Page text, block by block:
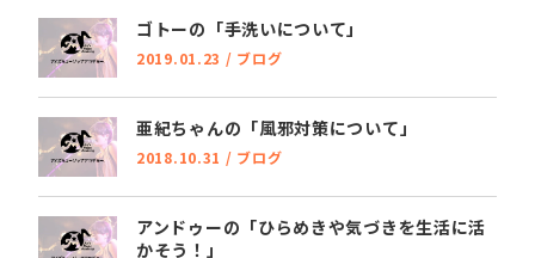
ゴトーの「手洗いについて」
2019.01.23 / ブログ
亜紀ちゃんの「風邪対策について」
2018.10.31 / ブログ
アンドゥーの「ひらめきや気づきを生活に活
かそう！」